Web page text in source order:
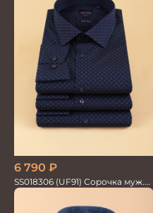
6 790 ₽
SS018306 (UF91) Сорочка муж.
GROSTYLE TRENDY